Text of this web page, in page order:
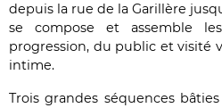
depuis la rue de la Garillère
se compose et assemble
progression, du public et visité
intime.
Trois grandes séquences